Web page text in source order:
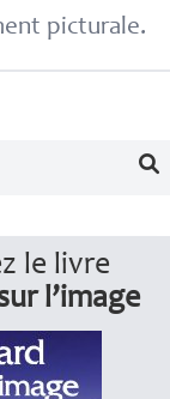
picturale.
le livre
l’image